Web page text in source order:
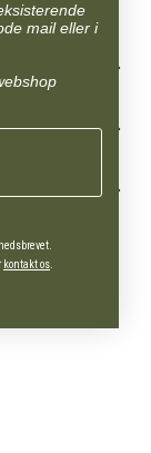
mail eller i
kontakt os